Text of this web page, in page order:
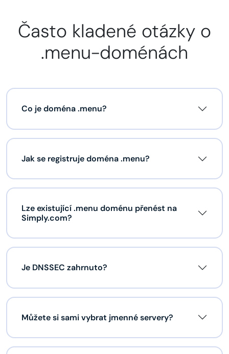
Často kladené otázky o
.menu-doménách
Co je doména .menu?
Jak se registruje doména .menu?
Lze existující .menu doménu přenést na
Simply.com?
Je DNSSEC zahrnuto?
Můžete si sami vybrat jmenné servery?